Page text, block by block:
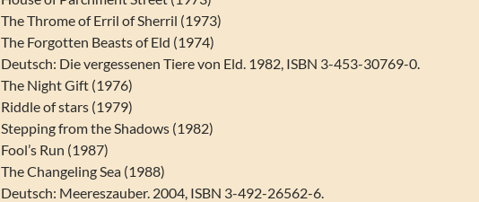
The Throme of Erril of Sherril (1973)
The Forgotten Beasts of Eld (1974)
Deutsch: Die vergessenen Tiere von Eld. 1982, ISBN 3-453-30769-0.
The Night Gift (1976)
Riddle of stars (1979)
Stepping from the Shadows (1982)
Fool’s Run (1987)
The Changeling Sea (1988)
Deutsch: Meereszauber. 2004, ISBN 3-492-26562-6.